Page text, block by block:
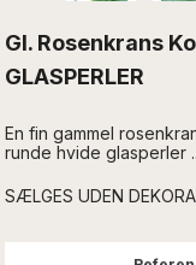
Gl. Rosenkrans
GLASPERLER
En fin gammel
runde hvide glasperler
SÆLGES UDEN